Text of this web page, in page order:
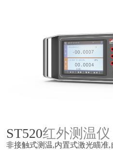
ST520红外测温仪
非接触式测温,内置式激光瞄准,